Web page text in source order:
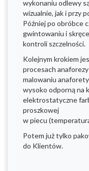
wykonaniu odlewy
wizualnie, jak i przy
Później po obróbce
gwintowaniu i
kontroli szczelności.
Kolejnym krokiem
procesach
malowaniu
wysoko odporną na
elektrostatyczne
proszkowej
w piecu
Potem już tylko
do Klientów.